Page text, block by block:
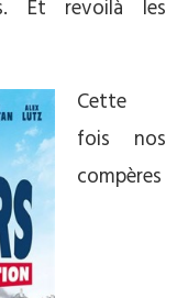
Et revoilà les
Cette
fois nos
compères